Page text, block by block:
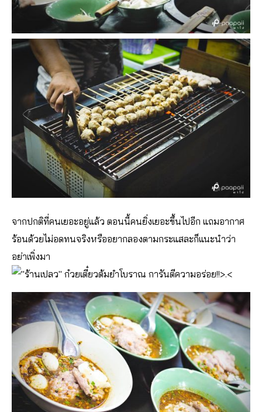
จากปกติที่คนเยอะอยู่แล้ว ตอนนี้คนยิ่งเยอะขึ้นไปอีก แถมอากาศ
ร้อนด้วยไม่อดทนจริงหรืออยากลองตามกระแสละก็แนะนำว่า
อย่าเพิ่งมา
>.<